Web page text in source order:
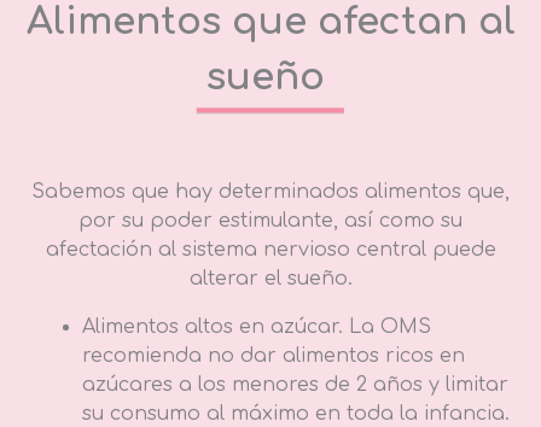
Alimentos que afectan al
sueño
Sabemos que hay determinados alimentos que,
por su poder estimulante, así como su
afectación al sistema nervioso central puede
alterar el sueño.
Alimentos altos en azúcar. La OMS
recomienda no dar alimentos ricos en
azúcares a los menores de 2 años y limitar
su consumo al máximo en toda la infancia.